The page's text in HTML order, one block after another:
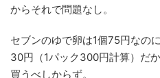
からそれで問題なし。
セブンのゆで卵は1個75円なの
30円（1パック300円計算）だ
買うべしからず。